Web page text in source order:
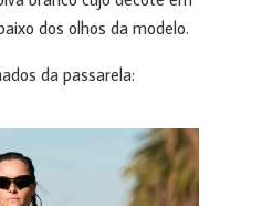
dos olhos da modelo.
da passarela: